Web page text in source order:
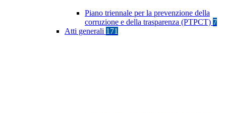
Piano triennale per la prevenzione della
corruzione e della trasparenza (PTPCT) 7
Atti generali 171